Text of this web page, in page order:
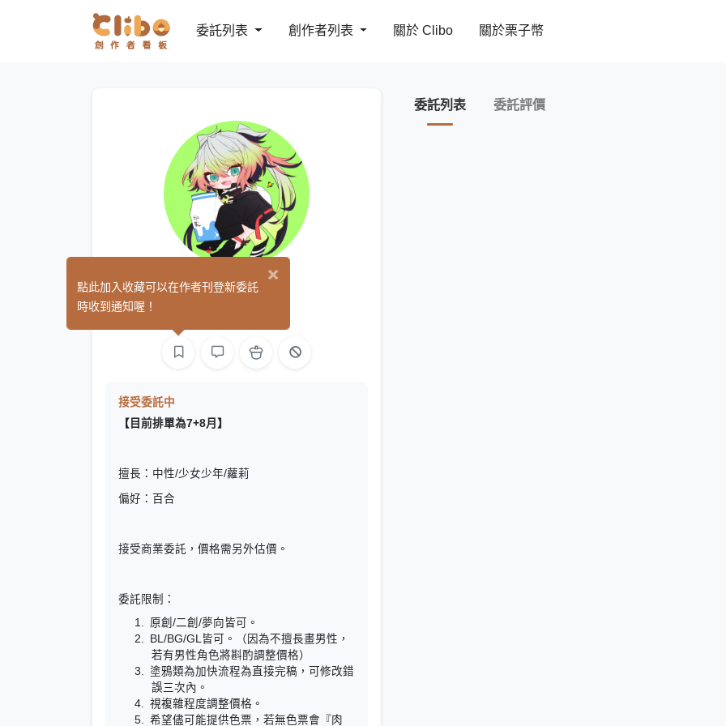
委託列表 創作者列表 關於 Clibo 關於栗子幣
灼天 (0)
接受委託中
【目前排單為7+8月】
擅長：中性/少女少年/蘿莉
偏好：百合
接受商業委託，價格需另外估價。
委託限制：
原創/二創/夢向皆可。
BL/BG/GL皆可。（因為不擅長畫男性，
若有男性角色將斟酌調整價格）
塗鴉類為加快流程為直接完稿，可修改錯
誤三次內。
視複雜程度調整價格。
希望儘可能提供色票，若無色票會『肉
委託列表 委託評價
×
點此加入收藏可以在作者刊登新委託
時收到通知喔！